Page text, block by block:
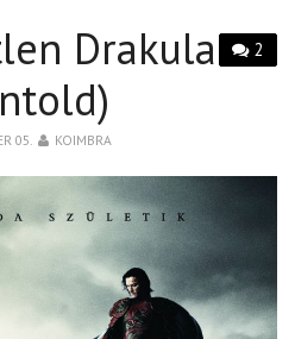
2
Drakula
05. KOIMBRA